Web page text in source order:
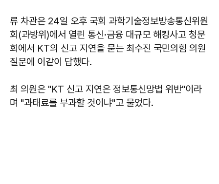
류 차관은 24일 오후 국회 과학기술정보방송통신위원
회(과방위)에서 열린 통신·금융 대규모 해킹사고 청문
회에서 KT의 신고 지연을 묻는 최수진 국민의힘 의원
질문에 이같이 답했다.
최 의원은 "KT 신고 지연은 정보통신망법 위반"이라
며 "과태료를 부과할 것이냐"고 물었다.